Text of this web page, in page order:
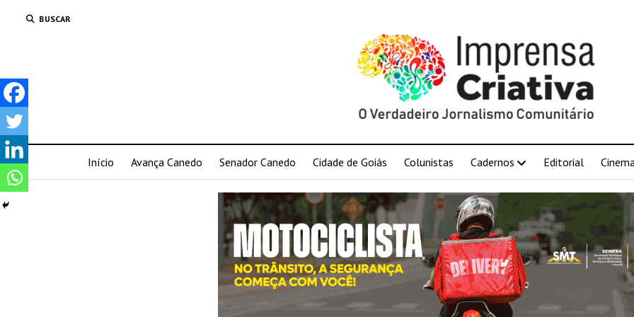
BUSCAR
Início Avança Canedo Senador Canedo Cidade de Goiás Colunistas Cadernos Editorial